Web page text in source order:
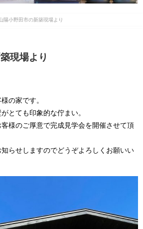
陽小野田市の新築現場より
現場より
の家です。
とても印象的な佇まい。
様のご厚意で完成見学会を開催させて頂
らせしますのでどうぞよろしくお願いい